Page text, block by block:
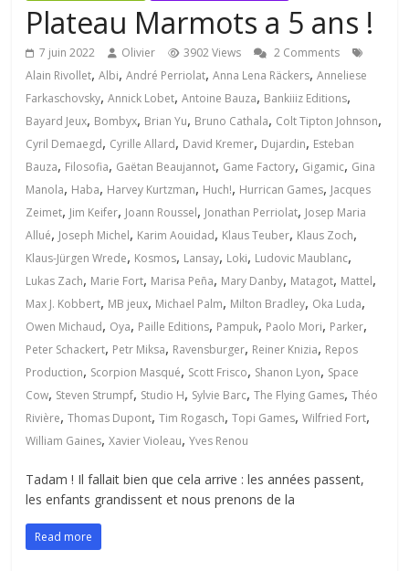
Plateau Marmots a 5 ans !
7 juin 2022 Olivier 3902 Views
2 Comments
Alain Rivollet,Albi,André Perriolat,Anna Lena Räckers,Anneliese
Farkaschovsky,Annick Lobet,Antoine Bauza, Bankiiiz Editions,
Bayard Jeux, Bombyx, Brian Yu, Bruno Cathala, Colt Tipton Johnson,
Cyril Demaegd, Cyrille Allard, David Kremer, Dujardin, Esteban
Bauza, Filosofia, Gaëtan Beaujannot, Game Factory, Gigamic, Gina
Manola, Haba, Harvey Kurtzman, Huch!, Hurrican Games, Jacques
Zeimet, Jim Keifer, Joann Roussel, Jonathan Perriolat, Josep Maria
Allué, Joseph Michel, Karim Aouidad, Klaus Teuber, Klaus Zoch,
Klaus-Jürgen Wrede, Kosmos, Lansay, Loki, Ludovic Maublanc,
Lukas Zach, Marie Fort, Marisa Peña, Mary Danby, Matagot, Mattel,
Max J. Kobbert, MB jeux, Michael Palm, Milton Bradley, Oka Luda,
Owen Michaud, Oya, Paille Editions, Pampuk, Paolo Mori, Parker,
Peter Schackert, Petr Miksa, Ravensburger, Reiner Knizia, Repos
Production, Scorpion Masqué, Scott Frisco, Shanon Lyon, Space
Cow, Steven Strumpf, Studio H, Sylvie Barc,The Flying Games,Théo
Rivière,Thomas Dupont,Tim Rogasch,Topi Games,Wilfried Fort,
William Gaines,Xavier Violeau,Yves Renou
Tadam ! Il fallait bien que cela arrive : les années passent,
les enfants grandissent et nous prenons de la
Read more